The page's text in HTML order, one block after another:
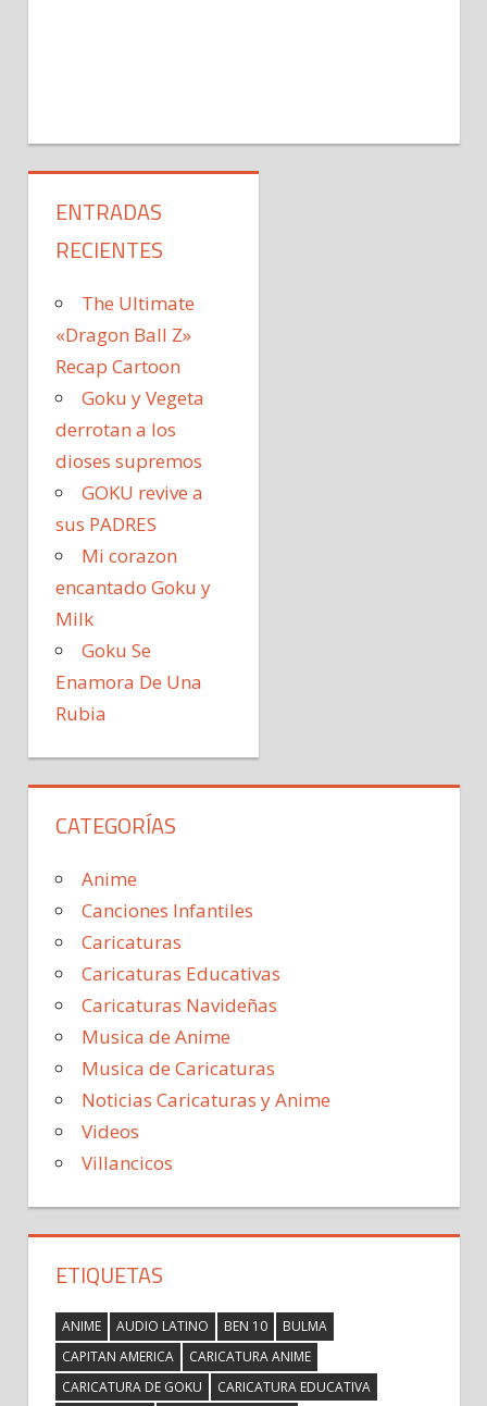
ENTRADAS
RECIENTES
The Ultimate
«Dragon Ball Z»
Recap Cartoon
Goku y Vegeta
derrotan a los
dioses supremos
GOKU revive a
sus PADRES
Mi corazon
encantado Goku y
Milk
Goku Se
Enamora De Una
Rubia
CATEGORÍAS
Anime
Canciones Infantiles
Caricaturas
Caricaturas Educativas
Caricaturas Navideñas
Musica de Anime
Musica de Caricaturas
Noticias Caricaturas y Anime
Videos
Villancicos
ETIQUETAS
ANIME AUDIO LATINO BEN 10
BULMA
CAPITAN AMERICA
CARICATURA ANIME
CARICATURA DE GOKU
CARICATURA EDUCATIVA